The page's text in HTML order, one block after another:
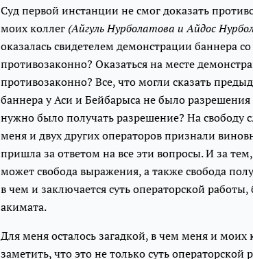
Суд первой инстанции не cмог доказать
моих коллег (Айгуль Нурболатова и Айдос
оказалась свидетелем демонстрации баннера
противозаконно? Оказаться на месте
противозаконно? Все, что могли сказать
баннера у Аси и Бейбарыса не было
нужно было получать разрешение? На свободу
меня и двух других операторов признали
пришла за ответом на все эти вопросы. И за
может свобода выражения, а также свобода
в чем и заключается суть операторской
акимата.
Для меня осталось загадкой, в чем меня и моих
заметить, что это не только суть операторской